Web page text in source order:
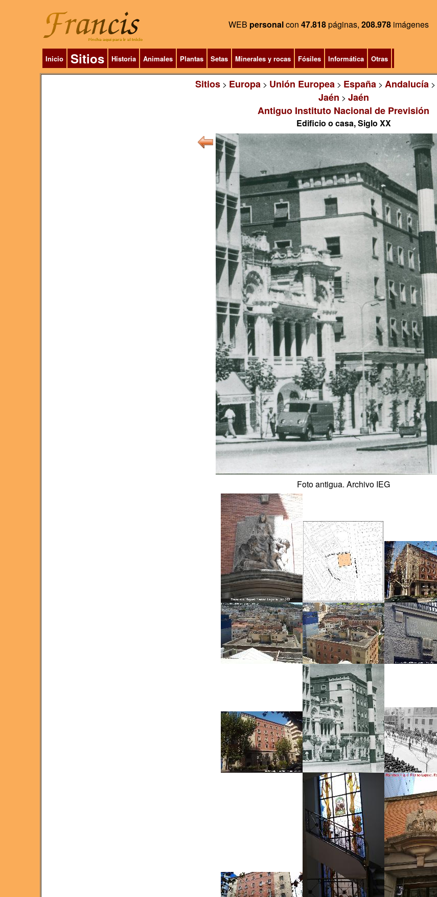
WEB personalcon 47.818páginas, 208.978 imágenes
Inicio Sitios Historia Animales Plantas Setas Minerales y rocas Fósiles Informática Otras
Sitios> Europa> Unión Europea> España> Andalucía>
Jaén > Jaén
Antiguo Instituto Nacional de Previsión
Edificio o casa, Siglo XX
Foto antigua. Archivo IEG